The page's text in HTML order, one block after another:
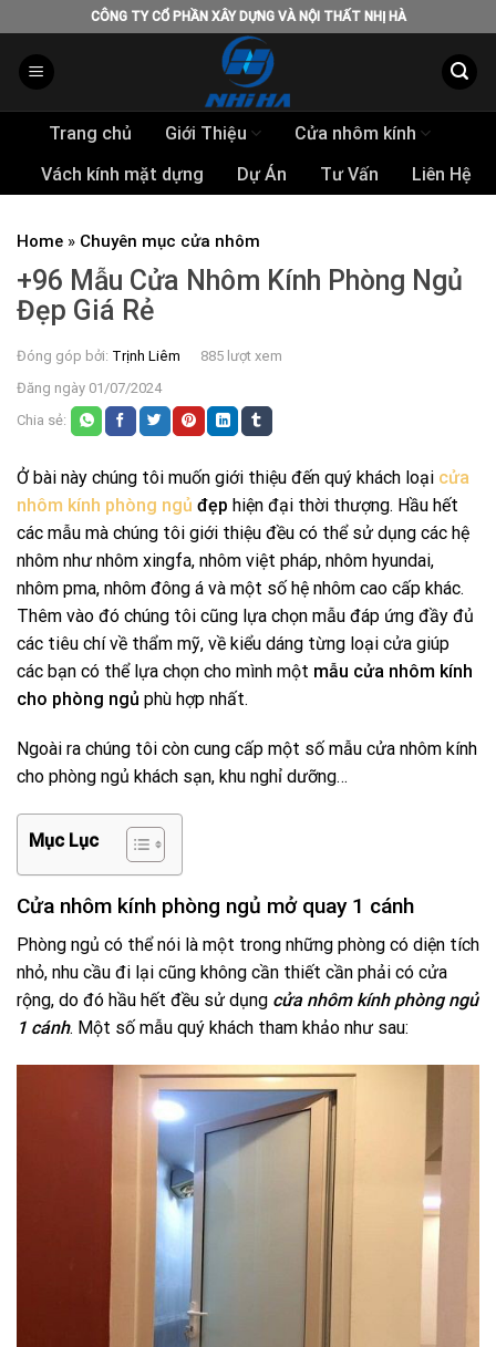
to
content
CÔNG TY CỔ PHẦN XÂY DỰNG VÀ NỘI THẤT NHỊ HÀ
Trang chủ Giới Thiệu
Cửa nhôm kính
Vách kính mặt dựng
Dự Án Tư Vấn Liên Hệ
Home » Chuyên mục cửa nhôm
+96 Mẫu Cửa Nhôm Kính Phòng Ngủ
Đẹp Giá Rẻ
Đóng góp bởi: Trịnh Liêm
885 lượt xem
Đăng ngày 01/07/2024
Chia sẻ:
Ở bài này chúng tôi muốn giới thiệu đến quý khách loại cửa
nhôm kính phòng ngủ đẹp hiện đại thời thượng. Hầu hết
các mẫu mà chúng tôi giới thiệu đều có thể sử dụng các hệ
nhôm như nhôm xingfa, nhôm việt pháp, nhôm hyundai,
nhôm pma, nhôm đông á và một số hệ nhôm cao cấp khác.
Thêm vào đó chúng tôi cũng lựa chọn mẫu đáp ứng đầy đủ
các tiêu chí về thẩm mỹ, về kiểu dáng từng loại cửa giúp
các bạn có thể lựa chọn cho mình một mẫu cửa nhôm kính
cho phòng ngủ phù hợp nhất.
Ngoài ra chúng tôi còn cung cấp một số mẫu cửa nhôm kính
cho phòng ngủ khách sạn, khu nghỉ dưỡng…
Mục Lục
Cửa nhôm kính phòng ngủ mở quay 1 cánh
Phòng ngủ có thể nói là một trong những phòng có diện tích
nhỏ, nhu cầu đi lại cũng không cần thiết cần phải có cửa
rộng, do đó hầu hết đều sử dụng cửa nhôm kính phòng ngủ
1 cánh. Một số mẫu quý khách tham khảo như sau: